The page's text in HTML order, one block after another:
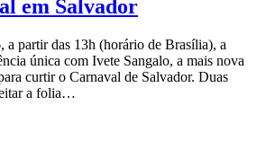
em Salvador
a partir das 13h (horário de Brasília), a
única com Ivete Sangalo, a mais nova
curtir o Carnaval de Salvador. Duas
a folia…